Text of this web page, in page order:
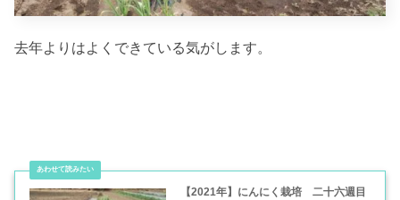
去年よりはよくできている気がします。
【2021年】にんにく栽培 二十六週目